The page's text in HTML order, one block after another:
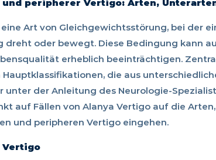
peripherer Vertigo: Arten,
Art von Gleichgewichtsstörung, bei der
dreht oder bewegt. Diese Bedingung kann
erheblich beeinträchtigen.
die aus
unter der Anleitung des Neurologie-
auf Fällen von Alanya Vertigo auf die
und peripheren Vertigo eingehen.
Vertigo